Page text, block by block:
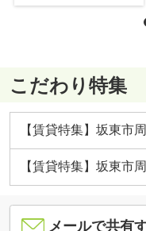
こだわり特集
【賃貸特集】坂東市
【賃貸特集】坂東市
メールで共有